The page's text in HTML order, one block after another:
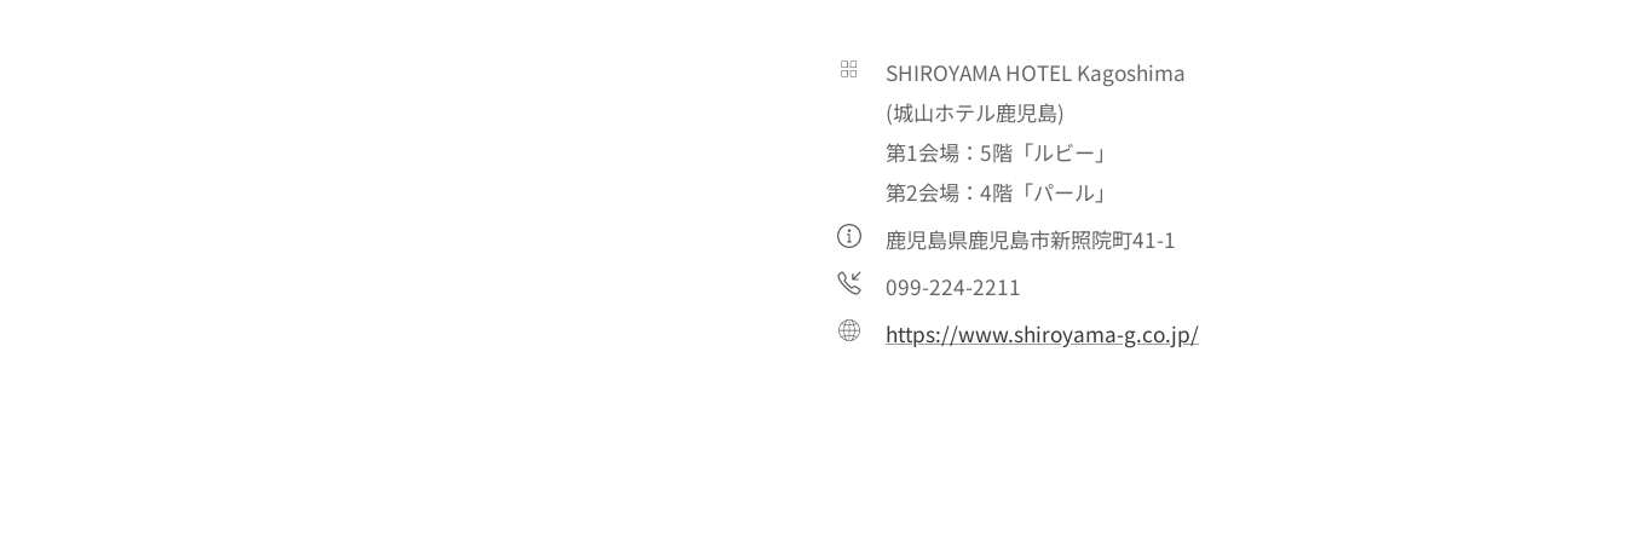
SHIROYAMA HOTEL Kagoshima
(城山ホテル鹿児島)
第1会場：5階「ルビー」
第2会場：4階「パール」
鹿児島県鹿児島市新照院町41-1
099-224-2211
https://www.shiroyama-g.co.jp/